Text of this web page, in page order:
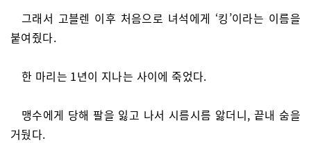
그래서 고블렌 이후 처음으로 녀석에게 ‘킹’이라는 이름을
붙여줬다.
한 마리는 1년이 지나는 사이에 죽었다.
맹수에게 당해 팔을 잃고 나서 시름시름 앓더니, 끝내 숨을
거뒀다.